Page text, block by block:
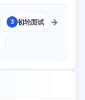
3 初轮面试 →